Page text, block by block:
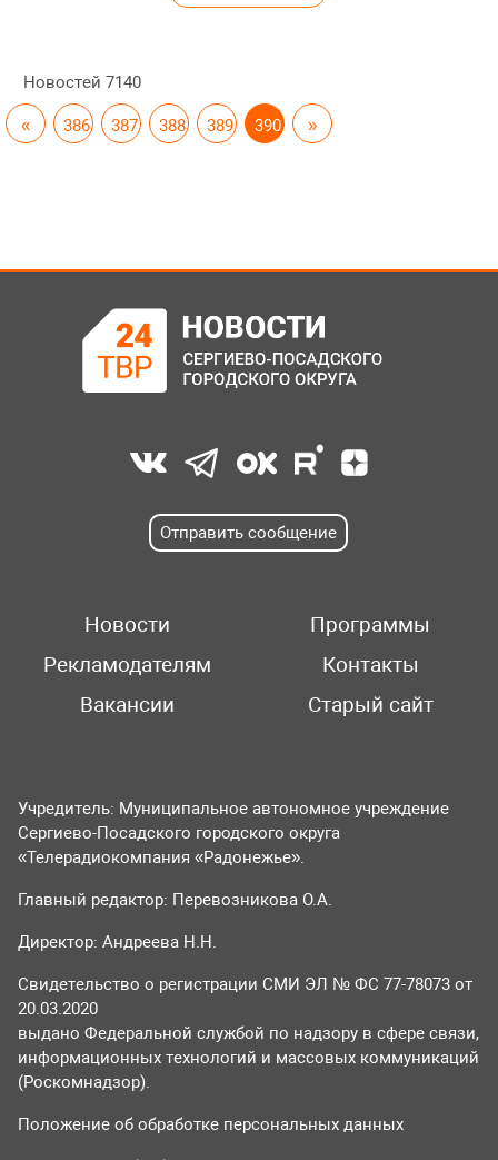
Новостей 7140
« 386 387 388 389 390 »
Отправить сообщение
Новости
Программы
Рекламодателям
Контакты
Вакансии
Старый сайт
Учредитель: Муниципальное автономное учреждение
Сергиево-Посадского городского округа
«Телерадиокомпания «Радонежье».
Главный редактор: Перевозникова О.А.
Директор: Андреева Н.Н.
Свидетельство о регистрации СМИ ЭЛ № ФС 77-78073 от
20.03.2020
выдано Федеральной службой по надзору в сфере связи,
информационных технологий и массовых коммуникаций
(Роскомнадзор).
Положение об обработке персональных данных